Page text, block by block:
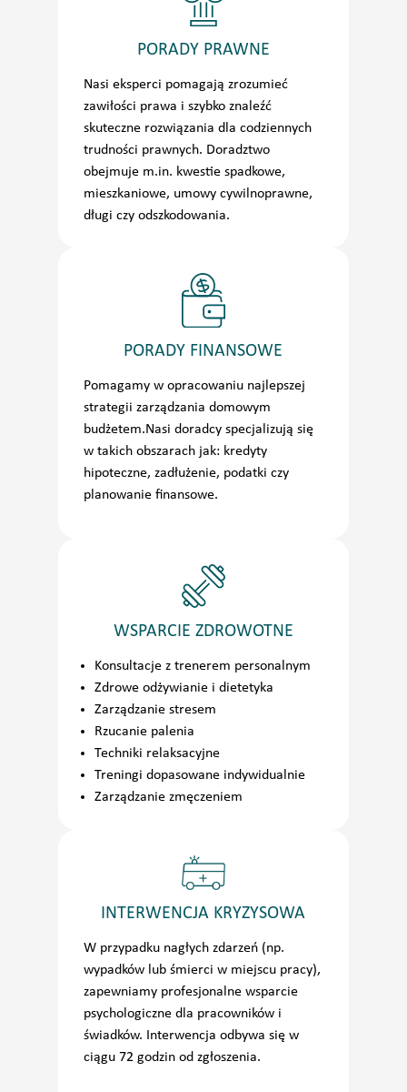
PORADY PRAWNE
Nasi eksperci pomagają zrozumieć
zawiłości prawa i szybko znaleźć
skuteczne rozwiązania dla codziennych
trudności prawnych. Doradztwo
obejmuje m.in. kwestie spadkowe,
mieszkaniowe, umowy cywilnoprawne,
długi czy odszkodowania.
PORADY FINANSOWE
Pomagamy w opracowaniu najlepszej
strategii zarządzania domowym
budżetem.Nasi doradcy specjalizują się
w takich obszarach jak: kredyty
hipoteczne, zadłużenie, podatki czy
planowanie finansowe.
WSPARCIE ZDROWOTNE
Konsultacje z trenerem personalnym
Zdrowe odżywianie i dietetyka
Zarządzanie stresem
Rzucanie palenia
Techniki relaksacyjne
Treningi dopasowane indywidualnie
Zarządzanie zmęczeniem
INTERWENCJA KRYZYSOWA
W przypadku nagłych zdarzeń (np.
wypadków lub śmierci w miejscu pracy),
zapewniamy profesjonalne wsparcie
psychologiczne dla pracowników i
świadków. Interwencja odbywa się w
ciągu 72 godzin od zgłoszenia.